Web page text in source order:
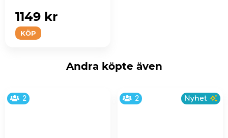
KÖP
1149 kr
Andra köpte även
2 2 Nyhet